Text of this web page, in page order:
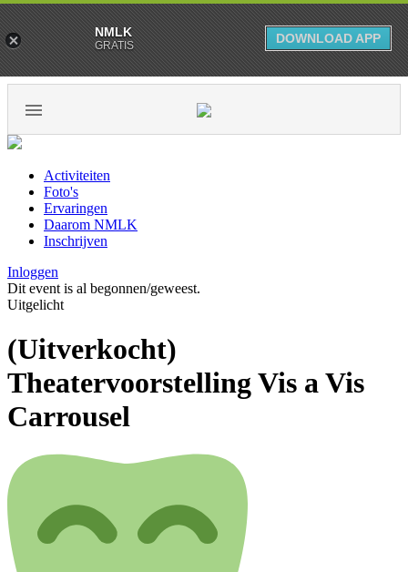
Activiteiten
Foto's
Ervaringen
Daarom NMLK
Inschrijven
Inloggen
Dit event is al begonnen/geweest.
Uitgelicht
(Uitverkocht)
Theatervoorstelling Vis a Vis
Carrousel
NMLK
GRATIS DOWNLOAD APP